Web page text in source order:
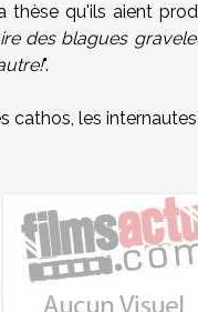
qu'ils aient
des blagues
".
cathos, les